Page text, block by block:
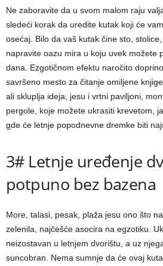
Ne zaboravite da u svom malom raju
sledeći korak da uredite kutak koji će
osećaj. Bilo da vaš kutak čine sto, stolice,
napravite oazu mira u koju uvek možete
dana. Ezgotičnom efektu naročito
savršeno mesto za čitanje omiljene
ali skluplja ideja, jesu i vrtni paviljoni,
pergole, koje možete ukrasiti krevetom,
gde će letnje popodnevne dremke biti
3# Letnje uređenje
potpuno bez bazena
More, talasi, pesak, plaža jesu ono što
zelenila, najčešće asocira na egzotiku.
neizostavan u letnjem dvorištu, a uz
suncobran. Nema sumnje da će ovaj